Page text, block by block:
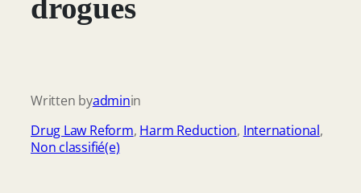
drogues
Written byadminin
Drug Law Reform, Harm Reduction, International
Non classifié(e)